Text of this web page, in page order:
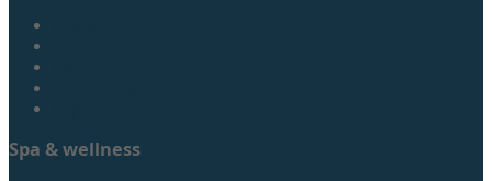
Spa & wellness